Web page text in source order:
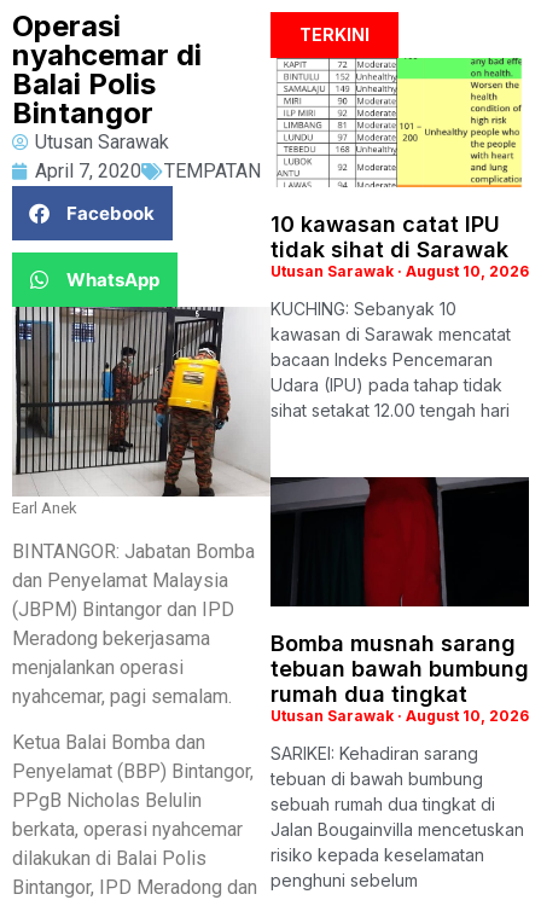
Operasi
nyahcemar di
Balai Polis
Bintangor
Utusan Sarawak
April 7, 2020
TEMPATAN
Facebook
WhatsApp
Earl Anek
BINTANGOR: Jabatan Bomba
dan Penyelamat Malaysia
(JBPM) Bintangor dan IPD
Meradong bekerjasama
menjalankan operasi
nyahcemar, pagi semalam.
Ketua Balai Bomba dan
Penyelamat (BBP) Bintangor,
PPgB Nicholas Belulin
berkata, operasi nyahcemar
dilakukan di Balai Polis
Bintangor, IPD Meradong dan
TERKINI
10 kawasan catat IPU
tidak sihat di Sarawak
Utusan Sarawak August 10, 2026
KUCHING: Sebanyak 10
kawasan di Sarawak mencatat
bacaan Indeks Pencemaran
Udara (IPU) pada tahap tidak
sihat setakat 12.00 tengah hari
Bomba musnah sarang
tebuan bawah bumbung
rumah dua tingkat
Utusan Sarawak August 10, 2026
SARIKEI: Kehadiran sarang
tebuan di bawah bumbung
sebuah rumah dua tingkat di
Jalan Bougainvilla mencetuskan
risiko kepada keselamatan
penghuni sebelum